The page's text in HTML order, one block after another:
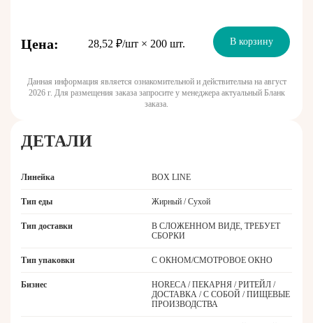
Цена: 28,52 ₽/шт × 200 шт. В корзину
Данная информация является ознакомительной и действительна на август
2026 г. Для размещения заказа запросите у менеджера актуальный Бланк
заказа.
ДЕТАЛИ
Линейка BOX LINE
Тип еды Жирный / Сухой
Тип доставки
В СЛОЖЕННОМ ВИДЕ, ТРЕБУЕТ
СБОРКИ
Тип упаковки С ОКНОМ/СМОТРОВОЕ ОКНО
Бизнес
HORECA / ПЕКАРНЯ / РИТЕЙЛ /
ДОСТАВКА / С СОБОЙ / ПИЩЕВЫЕ
ПРОИЗВОДСТВА